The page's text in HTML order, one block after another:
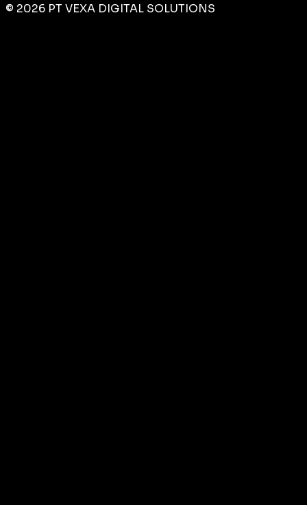
© 2026 PT VEXA DIGITAL SOLUTIONS